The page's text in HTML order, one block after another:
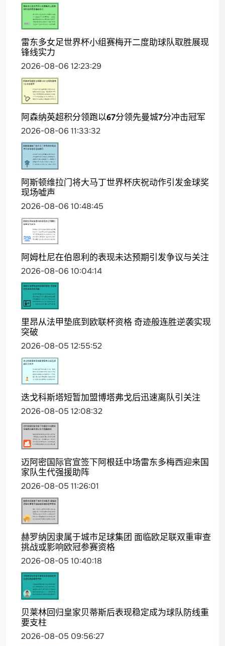
雷东多女足世界杯小组赛梅开二度助球队取胜展现
锋线实力
2026-08-06 12:23:29
阿森纳英超积分领跑以67分领先曼城7分冲击冠军
2026-08-06 11:33:32
阿斯顿维拉门将大马丁世界杯庆祝动作引发金球奖
现场嘘声
2026-08-06 10:48:45
阿姆杜尼在伯恩利的表现未达预期引发争议与关注
2026-08-06 10:04:14
里昂从法甲垫底到欧联杯资格 奇迹般连胜逆袭实现
突破
2026-08-05 12:55:52
迭戈科斯塔短暂加盟博塔弗戈后迅速离队引关注
2026-08-05 12:08:32
迈阿密国际官宣签下阿根廷中场雷东多梅西迎来国
家队生代强援助阵
2026-08-05 11:26:01
赫罗纳因隶属于城市足球集团 面临欧足联双重审查
挑战或影响欧冠参赛资格
2026-08-05 10:40:18
贝莱林回归皇家贝蒂斯后表现稳定成为球队防线重
要支柱
2026-08-05 09:56:27